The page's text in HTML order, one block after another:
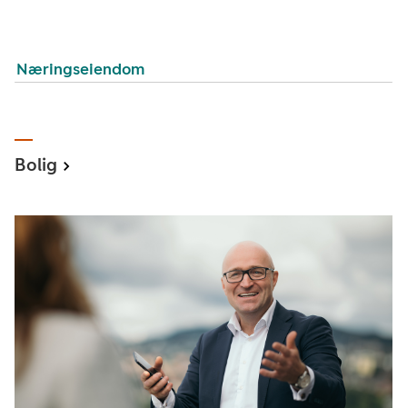
Næringseiendom
Bolig